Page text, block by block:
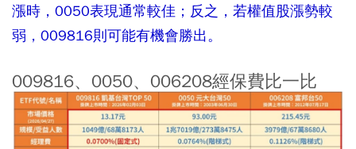
漲時，0050表現通常較佳；反之，若權值股漲勢較
弱，009816則可能有機會勝出。
009816、0050、006208經保費比一比